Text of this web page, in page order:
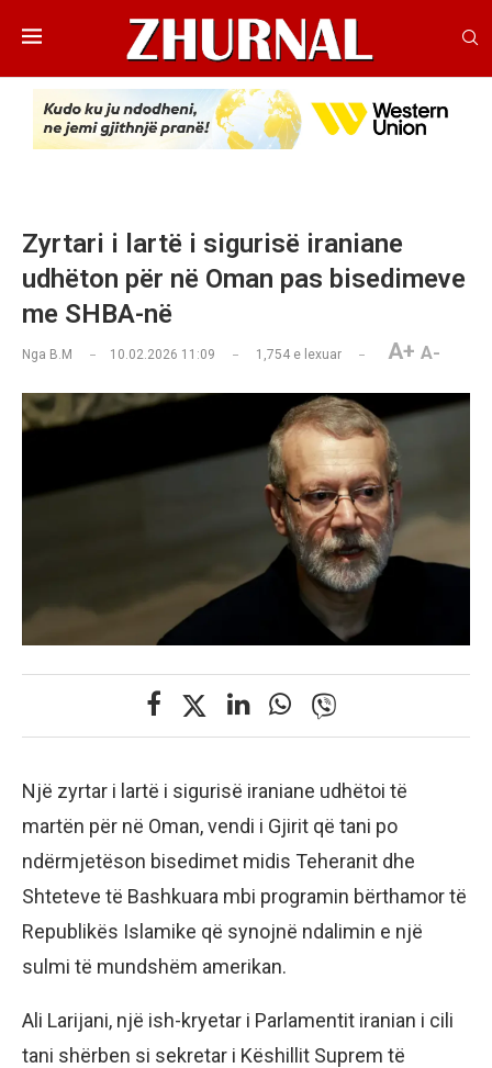
Zyrtari i lartë i sigurisë iraniane
udhëton për në Oman pas bisedimeve
me SHBA-në
Nga B.M 10.02.2026 11:09 1,754 e lexuar A+ A-
Një zyrtar i lartë i sigurisë iraniane udhëtoi të
martën për në Oman, vendi i Gjirit që tani po
ndërmjetëson bisedimet midis Teheranit dhe
Shteteve të Bashkuara mbi programin bërthamor të
Republikës Islamike që synojnë ndalimin e një
sulmi të mundshëm amerikan.
Ali Larijani, një ish-kryetar i Parlamentit iranian i cili
tani shërben si sekretar i Këshillit Suprem të